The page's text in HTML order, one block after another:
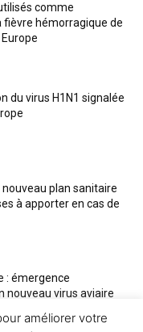
comme
fièvre hémorragique de
du virus H1N1 signalée
plan sanitaire
à apporter en cas de
: émergence
nouveau virus aviaire
améliorer votre